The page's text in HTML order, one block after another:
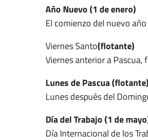
Año Nuevo (1 de enero)
El comienzo del nuevo
Viernes Santo(flotante)
Viernes anterior a Pascua,
Lunes de Pascua (flotante)
Lunes después del
Día del Trabajo (1 de
Día Internacional de los